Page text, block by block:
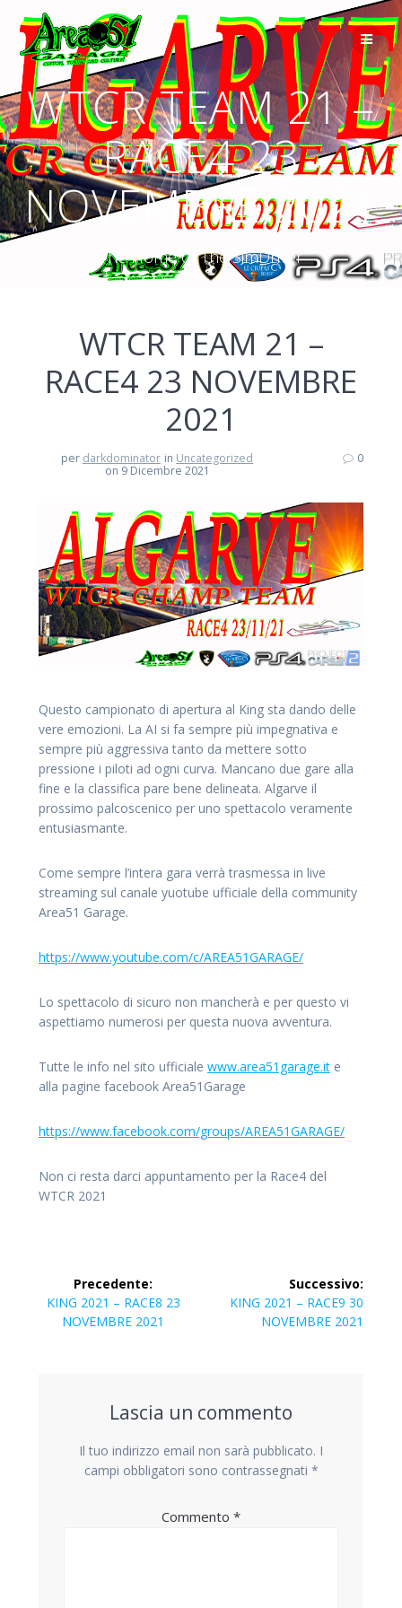
WTCR TEAM 21 –
RACE4 23
NOVEMBRE 2021
The Home of The SimDriver
WTCR TEAM 21 –
RACE4 23 NOVEMBRE
2021
per darkdominator in Uncategorized
on 9 Dicembre 2021
0
Questo campionato di apertura al King sta dando delle
vere emozioni. La AI si fa sempre più impegnativa e
sempre più aggressiva tanto da mettere sotto
pressione i piloti ad ogni curva. Mancano due gare alla
fine e la classifica pare bene delineata. Algarve il
prossimo palcoscenico per uno spettacolo veramente
entusiasmante.
Come sempre l’intera gara verrà trasmessa in live
streaming sul canale yuotube ufficiale della community
Area51 Garage.
https://www.youtube.com/c/AREA51GARAGE/
Lo spettacolo di sicuro non mancherà e per questo vi
aspettiamo numerosi per questa nuova avventura.
Tutte le info nel sito ufficiale www.area51garage.it e
alla pagine facebook Area51Garage
https://www.facebook.com/groups/AREA51GARAGE/
Non ci resta darci appuntamento per la Race4 del
WTCR 2021
Precedente:
KING 2021 – RACE8 23
NOVEMBRE 2021
Successivo:
KING 2021 – RACE9 30
NOVEMBRE 2021
Lascia un commento
Il tuo indirizzo email non sarà pubblicato. I
campi obbligatori sono contrassegnati *
Commento *